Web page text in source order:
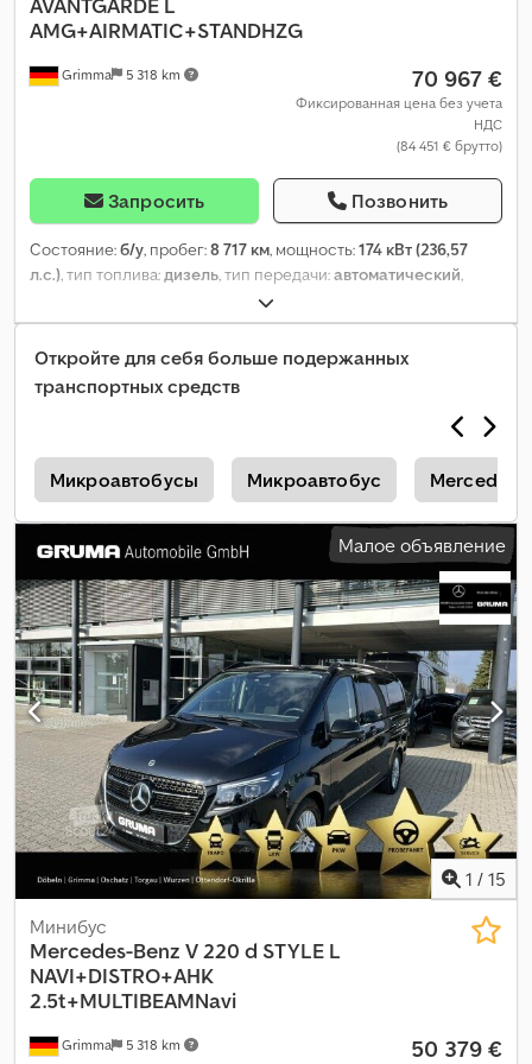
Grimma 5 318 km
AMG+AIRMATIC+STANDHZG
70 967 €
Фиксированная цена без учета
НДС
(84 451 € брутто)
Запросить Позвонить
Состояние:б/у, пробег:8 717 км, мощность:174 кВт (236,57
л.с.), тип топлива:дизель, тип передачи:автоматический,
, первая регистрация:
следующая проверка (TÜV):11/2028, класс выбросов:Евро 6,
цвет:
серый , кабина водителя:
выпуска:
2025, топливо: , Оборудование:
компьютер, гарантия на подержанные транспортные
парктроники, подогрев сиденья, подушка безопасности,
полный привод, прицепное устройство, раздвижная дверь,
сажевый фильтр, система иммобилайзера, центральный
замок, электронная программа стабилизации (ESP),
Откройте для себя больше подержанных
транспортных средств
Микроавтобусы Микроавтобус
Малое объявление
1 / 15
Grimma 5 318 km
Минибус
Mercedes-Benz V 220 d STYLE L
NAVI+DISTRO+AHK
2.5t+MULTIBEAMNavi
50 379 €